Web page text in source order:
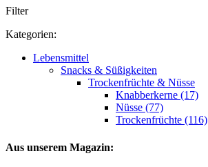
Filter
Kategorien:
Lebensmittel
Snacks & Süßigkeiten
Trockenfrüchte & Nüsse
Knabberkerne (17)
Nüsse (77)
Trockenfrüchte (116)
Aus unserem Magazin: